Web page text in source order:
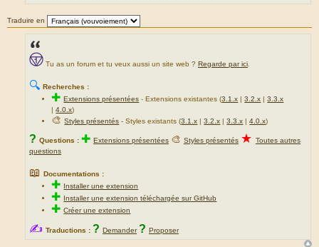
Traduire en
Tu as un forum et tu veux aussi un site web ? Regarde par ici
🔍 Recherches :
✚Extensions présentées -Extensions existantes (3.1.x |3.2.x |3.3.x
|4.0.x)
🎨Styles présentés - Styles existants (3.1.x |3.2.x |3.3.x |4.0.x)
? Questions : ✚ Extensions présentées 🎨 Styles présentés ★ Toutes autres
questions
📖 Documentations :
✚ Installer une extension
✚ Installer une extension téléchargée sur GitHub
✚Créer une extension
✍ Traductions : ? Demander ? Proposer